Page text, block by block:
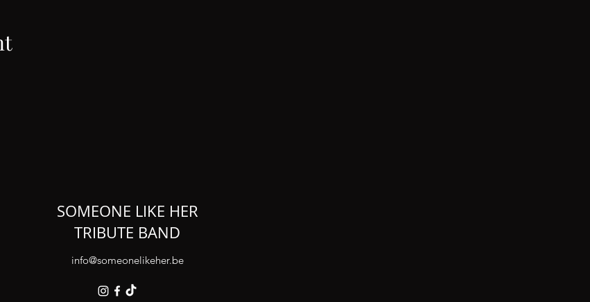
SOMEONE LIKE HER
TRIBUTE BAND
info@someonelikeher.be